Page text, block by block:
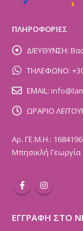
ΠΛΗΡΟΦΟΡΙΕΣ
ΔΙΕΥΘΥΝΣΗ:
ΤΗΛΕΦΩΝΟ:
EMAIL:
ΩΡΑΡΙΟ
Αρ. ΓΕ.Μ.Η.:
Μπησικλή Γεωργία
ΕΓΓΡΑΦΗ ΣΤΟ